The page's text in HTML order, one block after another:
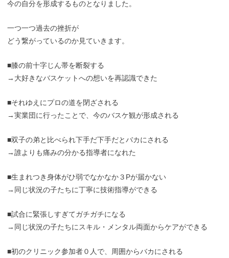
今の自分を形成するものとなりました。
一つ一つ過去の挫折が
どう繋がっているのか見ていきます。
■膝の前十字じん帯を断裂する
→大好きなバスケットへの想いを再認識できた
■それゆえにプロの道を閉ざされる
→実業団に行ったことで、今のバスケ観が形成される
■双子の弟と比べられ下手だ下手だとバカにされる
→誰よりも痛みの分かる指導者になれた
■生まれつき身体がひ弱でなかなか３Pが届かない
→同じ状況の子たちに丁寧に技術指導ができる
■試合に緊張しすぎてガチガチになる
→同じ状況の子たちにスキル・メンタル両面からケアができる
■初のクリニック参加者０人で、周囲からバカにされる